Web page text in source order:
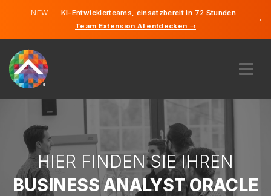
NEW —KI-Entwicklerteams, einsatzbereit in 72 Stunden.
Team Extension AI entdecken →
×
WIE FUNKTIONIERT ES?
KARRIERE
FINDEN
HIER FINDEN SIE IHREN
BUSINESS ANALYST ORACLE